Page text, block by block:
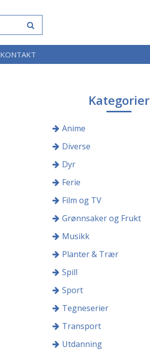
KONTAKT
Kategorier
Anime
Diverse
Dyr
Ferie
Film og TV
Grønnsaker og Frukt
Musikk
Planter & Trær
Spill
Sport
Tegneserier
Transport
Utdanning